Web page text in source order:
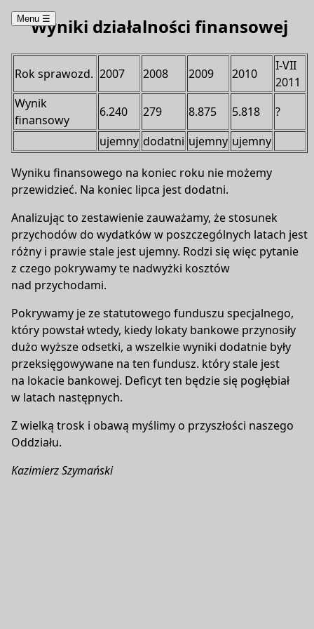
Menu ☰
Wyniki działalności finansowej
Rok sprawozd. 2007 2008 2009 2010
I-VII
2011
Wynik
finansowy
6.240 279 8.875 5.818
?
ujemny dodatni ujemny ujemny
Wyniku finansowego na koniec roku nie możemy
przewidzieć. Na koniec lipca jest dodatni.
Analizując to zestawienie zauważamy, że stosunek
przychodów do wydatków w poszczególnych latach jest
różny i prawie stale jest ujemny. Rodzi się więc pytanie
z czego pokrywamy te nadwyżki kosztów
nad przychodami.
Pokrywamy je ze statutowego funduszu specjalnego,
który powstał wtedy, kiedy lokaty bankowe przynosiły
dużo wyższe odsetki, a wszelkie wyniki dodatnie były
przeksięgowywane na ten fundusz. który stale jest
na lokacie bankowej. Deficyt ten będzie się pogłębiał
w latach następnych.
Z wielką trosk i obawą myślimy o przyszłości naszego
Oddziału.
Kazimierz Szymański